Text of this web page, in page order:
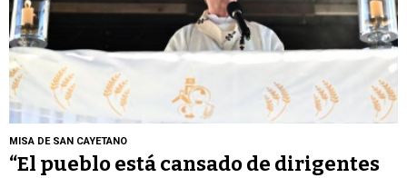
MISA DE SAN CAYETANO
“El pueblo está cansado de dirigentes